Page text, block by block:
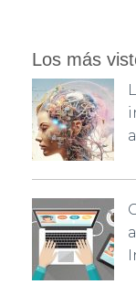
Los más